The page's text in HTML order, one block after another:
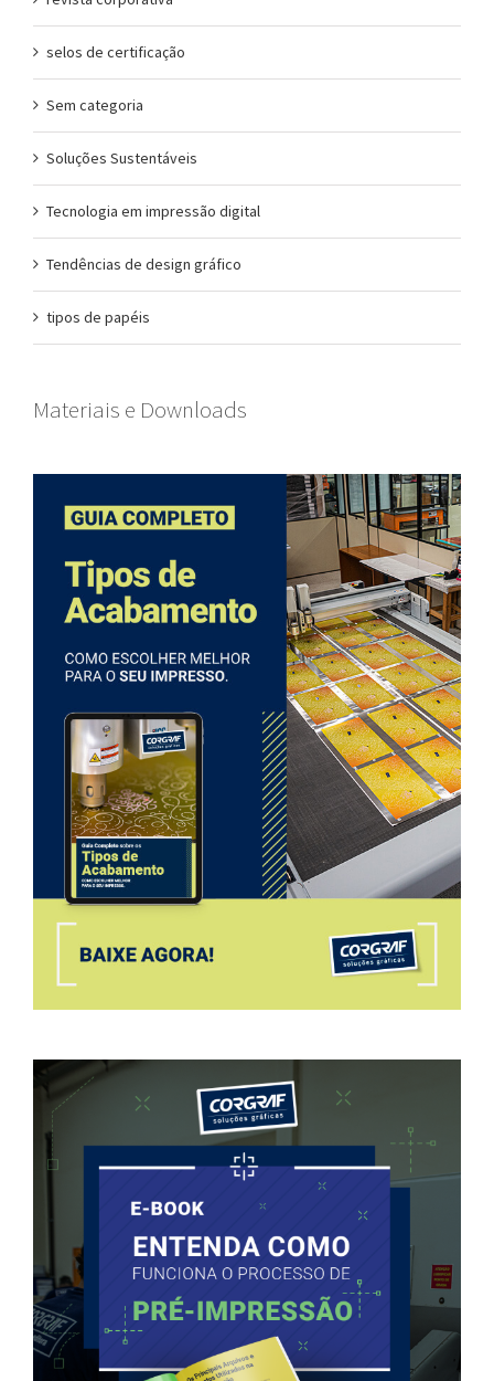
selos de certificação
Sem categoria
Soluções Sustentáveis
Tecnologia em impressão digital
Tendências de design gráfico
tipos de papéis
Materiais e Downloads